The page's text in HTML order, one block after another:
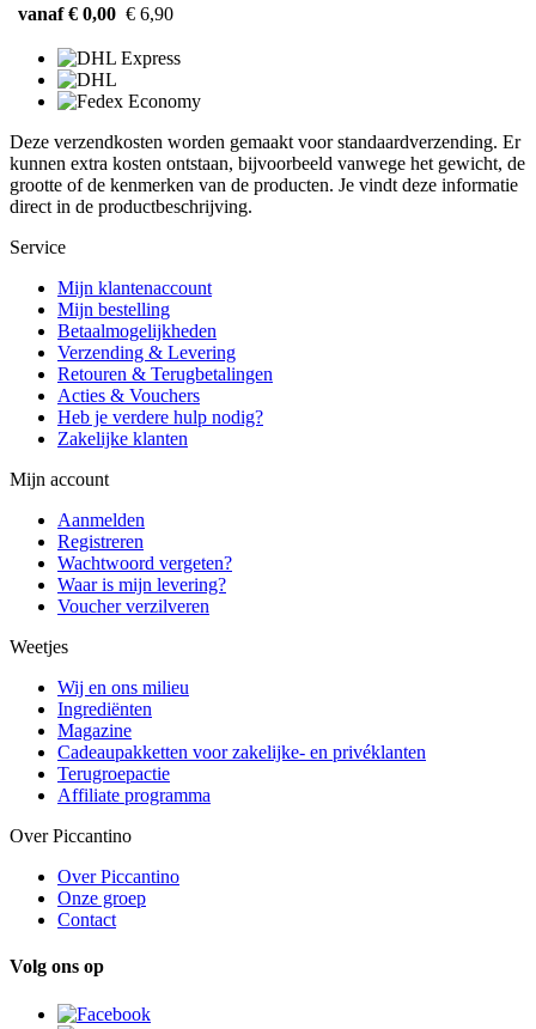
vanaf € 0,00 € 6,90
Deze verzendkosten worden gemaakt voor standaardverzending. Er
kunnen extra kosten ontstaan, bijvoorbeeld vanwege het gewicht, de
grootte of de kenmerken van de producten. Je vindt deze informatie
direct in de productbeschrijving.
Service
Mijn klantenaccount
Mijn bestelling
Betaalmogelijkheden
Verzending & Levering
Retouren & Terugbetalingen
Acties & Vouchers
Heb je verdere hulp nodig?
Zakelijke klanten
Mijn account
Aanmelden
Registreren
Wachtwoord vergeten?
Waar is mijn levering?
Voucher verzilveren
Weetjes
Wij en ons milieu
Ingrediënten
Magazine
Cadeaupakketten voor zakelijke- en privéklanten
Terugroepactie
Affiliate programma
Over Piccantino
Over Piccantino
Onze groep
Contact
Volg ons op